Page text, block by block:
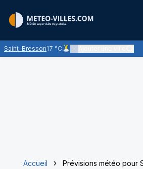
Saint-Bresson17 °C
Ciel peu nuageux - les
Accueil Prévisions météo pour